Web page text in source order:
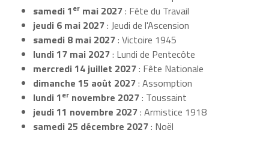
samedi 1er mai 2027: Fête du Travail
jeudi 6 mai 2027: Jeudi de l'Ascension
samedi 8 mai 2027: Victoire 1945
lundi 17 mai 2027: Lundi de Pentecôte
mercredi 14 juillet 2027: Fête Nationale
dimanche 15 août 2027: Assomption
lundi 1er novembre 2027: Toussaint
jeudi 11 novembre 2027: Armistice 1918
samedi 25 décembre 2027: Noël